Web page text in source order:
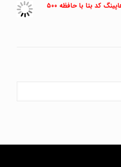
برد کرکره برقی فول کانال توبلار هاپینگ کد بتا با حافظه ۵۰۰